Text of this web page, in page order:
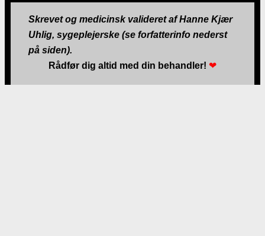
Skrevet og medicinsk valideret af Hanne Kjær
Uhlig, sygeplejerske (se forfatterinfo nederst
på siden).
Rådfør dig altid med din behandler! ❤